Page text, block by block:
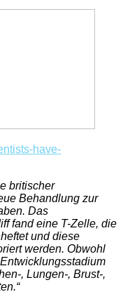
have-
britischer
Behandlung zur
Das
fand eine T-Zelle, die
und diese
werden. Obwohl
, Lungen-, Brust-,